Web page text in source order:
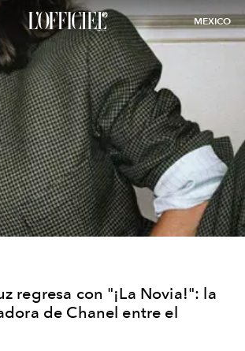
MEXICO
regresa con "¡La Novia!": la
de Chanel entre el